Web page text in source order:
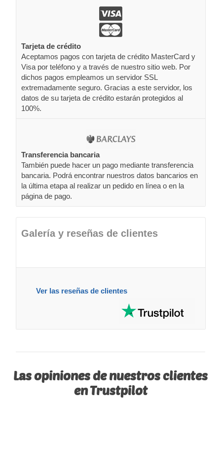
Tarjeta de crédito
Aceptamos pagos con tarjeta de crédito MasterCard y
Visa por teléfono y a través de nuestro sitio web. Por
dichos pagos empleamos un servidor SSL
extremadamente seguro. Gracias a este servidor, los
datos de su tarjeta de crédito estarán protegidos al
100%.
Transferencia bancaria
También puede hacer un pago mediante transferencia
bancaria. Podrá encontrar nuestros datos bancarios en
la última etapa al realizar un pedido en línea o en la
página de pago.
Galería y reseñas de clientes
Ver las reseñas de clientes
Las opiniones de nuestros clientes
en Trustpilot